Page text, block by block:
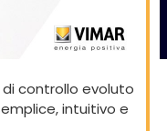
di controllo evoluto
intuitivo e